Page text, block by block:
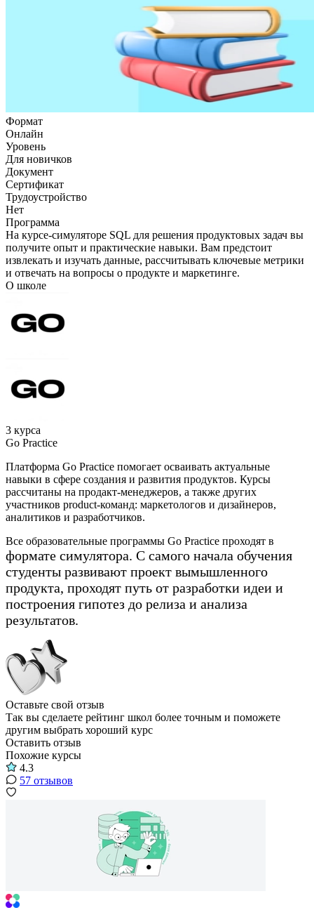
Формат
Онлайн
Уровень
Для новичков
Документ
Сертификат
Трудоустройство
Нет
Программа
На курсе-симуляторе SQL для решения продуктовых задач вы
получите опыт и практические навыки. Вам предстоит
извлекать и изучать данные, рассчитывать ключевые метрики
и отвечать на вопросы о продукте и маркетинге.
О школе
3 курса
Go Practice
Платформа Go Practice помогает осваивать актуальные
навыки в сфере создания и развития продуктов. Курсы
рассчитаны на продакт-менеджеров, а также других
участников product-команд: маркетологов и дизайнеров,
аналитиков и разработчиков.
Все образовательные программы Go Practice проходят в
формате симулятора. С самого начала обучения
студенты развивают проект вымышленного
продукта, проходят путь от разработки идеи и
построения гипотез до релиза и анализа
результатов.
Оставьте свой отзыв
Так вы сделаете рейтинг школ более точным и поможете
другим выбрать хороший курс
Оставить отзыв
Похожие курсы
4.3
57 отзывов